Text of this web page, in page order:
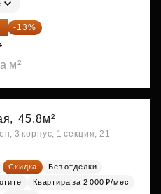
₽ -13%
м²
45.8м²
3 корпус, 1 секция, 21
Скидка
Без отделки
Квартира за 2 000 ₽/мес